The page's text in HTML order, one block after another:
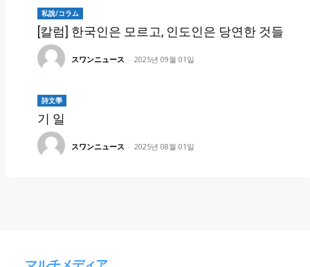
私說/コラム
[칼럼] 한국인은 모르고, 인도인은 당연한 것들
スワンニュース - 2025년 09월 01일
詩文學
기 일
スワンニュース - 2025년 08월 01일